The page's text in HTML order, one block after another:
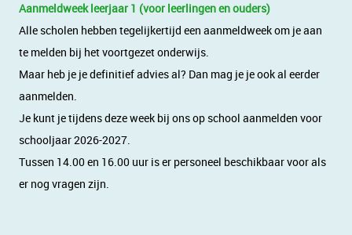
Aanmeldweek leerjaar 1 (voor leerlingen en ouders)
Alle scholen hebben tegelijkertijd een aanmeldweek om je aan
te melden bij het voortgezet onderwijs.
Maar heb je je definitief advies al? Dan mag je je ook al eerder
aanmelden.
Je kunt je tijdens deze week bij ons op school aanmelden voor
schooljaar 2026-2027.
Tussen 14.00 en 16.00 uur is er personeel beschikbaar voor als
er nog vragen zijn.